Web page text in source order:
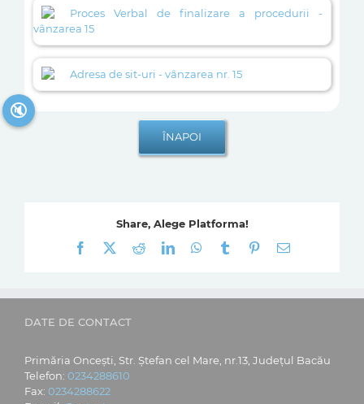
Proces Verbal de finalizare a procedurii -
vânzarea 15
Adresa de sit-uri - vânzarea nr. 15
Share, Alege Platforma!
Facebook
RedditLinkedInWhatsApp
Tumblr Pinterest
E-
DATE DE CONTACT
Primăria Oncești, Str. Ștefan cel Mare, nr.13, Județul Bacău
Telefon: 0234288610
Fax: 0234288622
🔇